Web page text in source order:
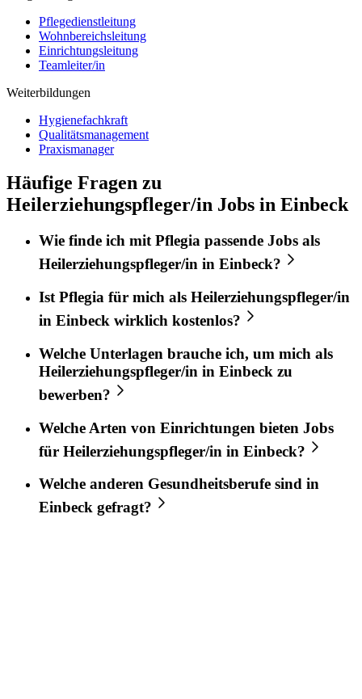
Pflegedienstleitung
Wohnbereichsleitung
Einrichtungsleitung
Teamleiter/in
Weiterbildungen
Hygienefachkraft
Qualitätsmanagement
Praxismanager
Häufige Fragen zu
Heilerziehungspfleger/in Jobs in Einbeck
Wie finde ich mitPflegia passende Jobs als
Heilerziehungspfleger/in in Einbeck?
Ist Pflegia für mich als Heilerziehungspfleger/in
in Einbeck wirklich kostenlos?
Welche Unterlagen brauche ich, um mich als
Heilerziehungspfleger/in in Einbeck zu
bewerben?
Welche Arten von Einrichtungen bieten Jobs
für Heilerziehungspfleger/in in Einbeck?
Welche anderen Gesundheitsberufe sind in
Einbeck gefragt?